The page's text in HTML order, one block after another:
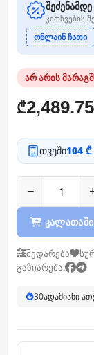
კითხვების
ონლაინ ჩათი
არ არის
₾2,489.75
თვეში104 ₾
−
შედარება
გაზიარება:
30ადამიანი